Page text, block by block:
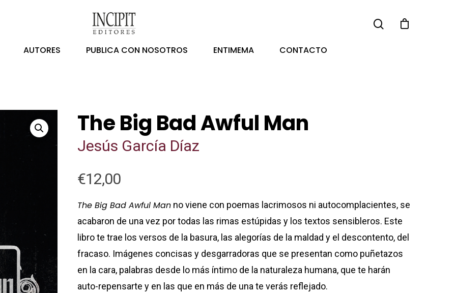
AUTORES PUBLICA CON NOSOTROS ENTIMEMA CONTACTO
The Big Bad Awful Man
Jesús García Díaz
€12,00
The Big Bad Awful Manno viene con poemas lacrimosos ni autocomplacientes, se
acabaron de una vez por todas las rimas estúpidas y los textos sensibleros. Este
libro te trae los versos de la basura, las alegorías de la maldad y el descontento, del
fracaso. Imágenes concisas y desgarradoras que se presentan como puñetazos
en la cara, palabras desde lo más íntimo de la naturaleza humana, que te harán
auto-repensarte y en las que en más de una te verás reflejado.